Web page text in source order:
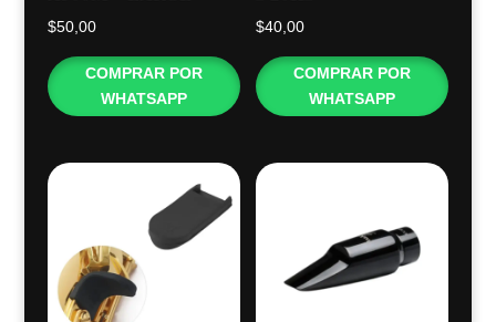
$50,00
COMPRAR POR
WHATSAPP
$40,00
COMPRAR POR
WHATSAPP